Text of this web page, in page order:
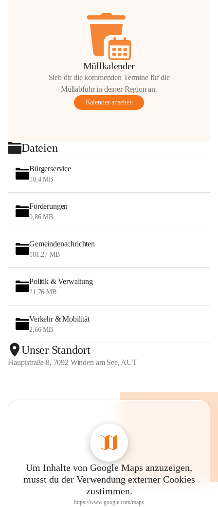
Müllkalender
Sieh dir die kommenden Termine für die
Müllabfuhr in deiner Region an.
Kalender ansehen
Dateien
Bürgerservice
10,4 MB
Förderungen
0,86 MB
Gemeindenachrichten
181,27 MB
Politik & Verwaltung
21,76 MB
Verkehr & Mobilität
2,66 MB
Unser Standort
Hauptstraße 8, 7092 Winden am See, AUT
Um Inhalte von Google Maps anzuzeigen,
musst du der Verwendung externer Cookies
zustimmen.
https://www.google.com/maps